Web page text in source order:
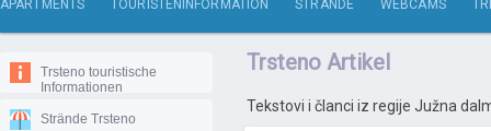
APARTMENTS TOURISTENINFORMATION STRÄNDE WEBCAMS
Trsteno touristische
Informationen
Strände Trsteno
Trsteno Artikel
Tekstovi i članci iz regije Južna